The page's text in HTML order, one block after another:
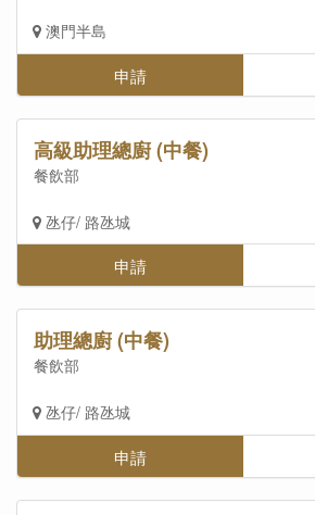
澳門半島
申請
高級助理總廚 (中餐)
餐飲部
氹仔/ 路氹城
申請
助理總廚 (中餐)
餐飲部
氹仔/ 路氹城
申請